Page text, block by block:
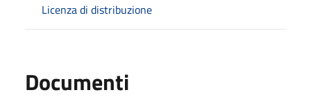
Licenza di distribuzione
Documenti